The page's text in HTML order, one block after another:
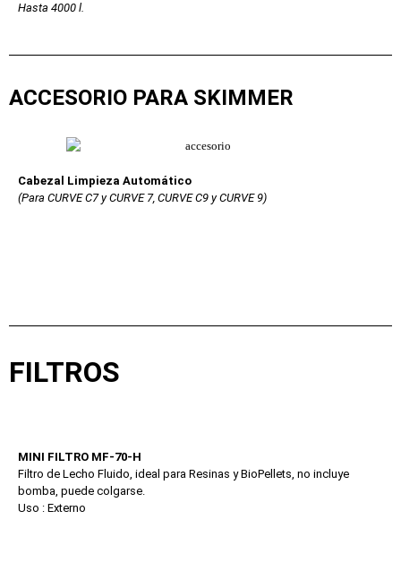
Hasta 4000 l.
ACCESORIO PARA SKIMMER
Cabezal Limpieza Automático
(Para CURVE C7 y CURVE 7, CURVE C9 y CURVE 9)
FILTROS
MINI FILTRO MF-70-H
Filtro de Lecho Fluido, ideal para Resinas y BioPellets, no incluye
bomba, puede colgarse.
Uso : Externo